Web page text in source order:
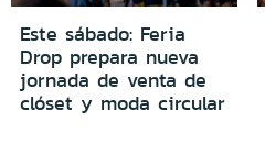
Este sábado: Feria
Drop prepara nueva
jornada de venta de
clóset y moda circular